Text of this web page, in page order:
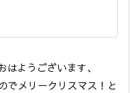
ようございます、
でメリークリスマス！と